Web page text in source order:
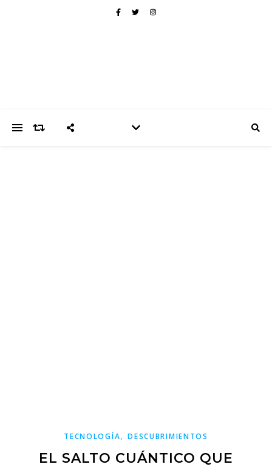
TECNOLOGÍA,DESCUBRIMIENTOS
EL SALTO CUÁNTICO QUE